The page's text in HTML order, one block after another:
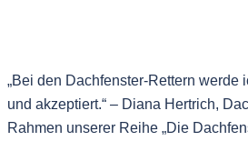
„Bei den Dachfenster-Rettern werde
und akzeptiert.“ – Diana Hertrich,
Rahmen unserer Reihe „Die